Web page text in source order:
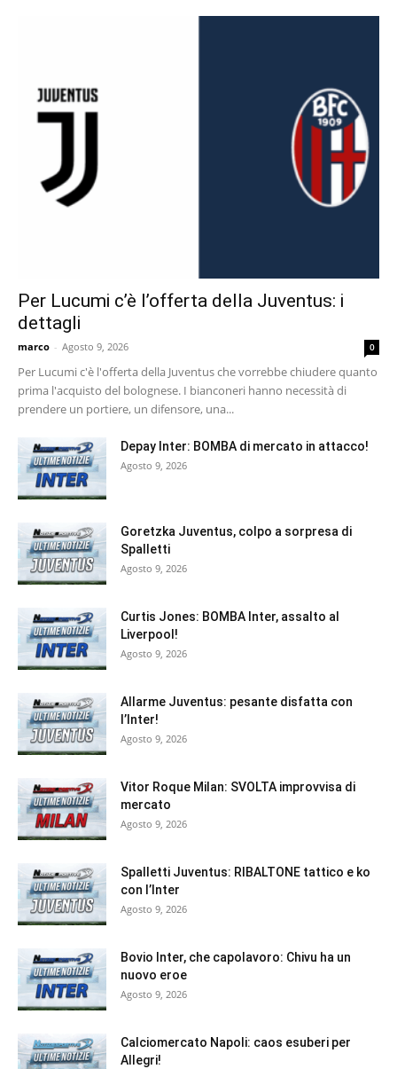
Per Lucumi c’è l’offerta della Juventus: i
dettagli
marco - Agosto 9, 2026 0
Per Lucumi c'è l'offerta della Juventus che vorrebbe chiudere quanto
prima l'acquisto del bolognese. I bianconeri hanno necessità di
prendere un portiere, un difensore, una...
Depay Inter: BOMBA di mercato in attacco!
Agosto 9, 2026
Goretzka Juventus, colpo a sorpresa di
Spalletti
Agosto 9, 2026
Curtis Jones: BOMBA Inter, assalto al
Liverpool!
Agosto 9, 2026
Allarme Juventus: pesante disfatta con
l’Inter!
Agosto 9, 2026
Vitor Roque Milan: SVOLTA improvvisa di
mercato
Agosto 9, 2026
Spalletti Juventus: RIBALTONE tattico e ko
con l’Inter
Agosto 9, 2026
Bovio Inter, che capolavoro: Chivu ha un
nuovo eroe
Agosto 9, 2026
Calciomercato Napoli: caos esuberi per
Allegri!